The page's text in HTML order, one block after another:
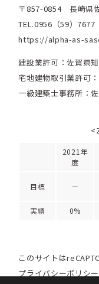
〒857-0854 長崎県
TEL.0956（59）
https://alpha-as-
建設業許可：佐賀県
宅地建物取引業許可
一級建築士事務所：
2021年
度
目標 －
実績
0%
このサイトは
プライバシーポリシー